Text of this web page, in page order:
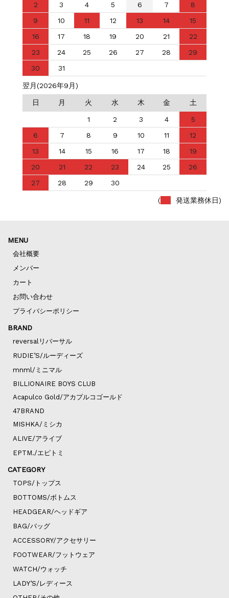
2
3 4 5 6 7
8
9
10 11 12 13 14
15
16
17 18 19 20 21
22
23
24 25 26 27 28
29
30
31
翌月(2026年9月)
日 月 火 水 木 金 土
1 2 3 4
5
6
7 8 9 10 11
12
13
14 15 16 17 18
19
20
21 22 23 24 25
26
27
28 29 30
( 発送業務休日)
MENU
会社概要
メンバー
カート
お問い合わせ
プライバシーポリシー
BRAND
reversalリバーサル
RUDIE’S/ルーディーズ
mnml/ミニマル
BILLIONAIRE BOYS CLUB
Acapulco Gold/アカプルコゴールド
47BRAND
MISHKA/ミシカ
ALIVE/アライブ
EPTM./エピトミ
CATEGORY
TOPS/トップス
BOTTOMS/ボトムス
HEADGEAR/ヘッドギア
BAG/バッグ
ACCESSORY/アクセサリー
FOOTWEAR/フットウェア
WATCH/ウォッチ
LADY’S/レディース